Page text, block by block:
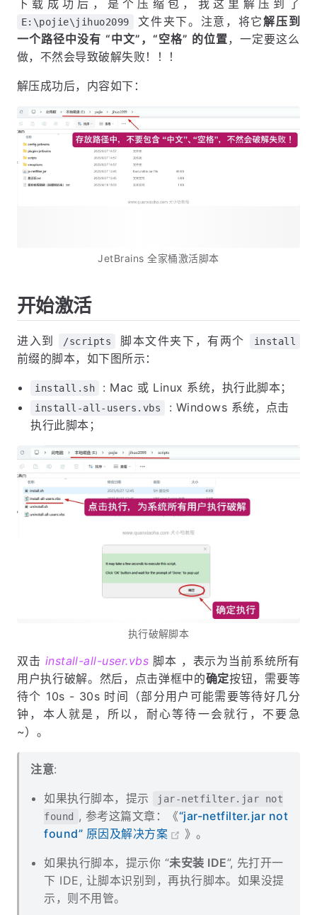
下载成功后，是个压缩包，我这里解压到了
E:\pojie\jihuo2099 文件夹下。注意，将它解压到
一个路径中没有 “中文”，“空格” 的位置，一定要这么
做，不然会导致破解失败！！！
解压成功后，内容如下：
JetBrains 全家桶激活脚本
开始激活
进入到 /scripts 脚本文件夹下，有两个 install
前缀的脚本，如下图所示：
install.sh : Mac 或 Linux 系统，执行此脚本；
install-all-users.vbs
: Windows 系统，点击
执行此脚本；
执行破解脚本
双击 install-all-user.vbs 脚本 ，表示为当前系统所有
用户执行破解。然后，点击弹框中的确定按钮，需要等
待个 10s - 30s 时间（部分用户可能需要等待好几分
钟，本人就是，所以，耐心等待一会就行，不要急
~）。
注意:
如果执行脚本，提示
jar-netfilter.jar not
found
, 参考这篇文章：《“jar-netfilter.jar not
found” 原因及解决方案
》。
如果执行脚本，提示你 “未安装 IDE”, 先打开一
下 IDE, 让脚本识别到，再执行脚本。如果没提
示，则不用管。